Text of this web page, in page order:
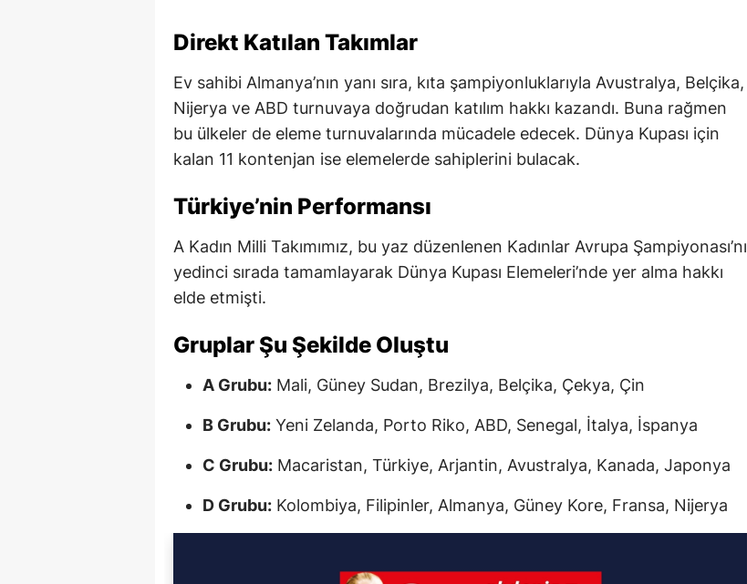
Direkt Katılan Takımlar
Ev sahibi Almanya’nın yanı sıra, kıta şampiyonluklarıyla Avustralya, Belçika,
Nijerya ve ABD turnuvaya doğrudan katılım hakkı kazandı. Buna rağmen
bu ülkeler de eleme turnuvalarında mücadele edecek. Dünya Kupası için
kalan 11 kontenjan ise elemelerde sahiplerini bulacak.
Türkiye’nin Performansı
A Kadın Milli Takımımız, bu yaz düzenlenen Kadınlar Avrupa Şampiyonası’nı
yedinci sırada tamamlayarak Dünya Kupası Elemeleri’nde yer alma hakkı
elde etmişti.
Gruplar Şu Şekilde Oluştu
A Grubu: Mali, Güney Sudan, Brezilya, Belçika, Çekya, Çin
B Grubu: Yeni Zelanda, Porto Riko, ABD, Senegal, İtalya, İspanya
C Grubu: Macaristan, Türkiye, Arjantin, Avustralya, Kanada, Japonya
D Grubu: Kolombiya, Filipinler, Almanya, Güney Kore, Fransa, Nijerya